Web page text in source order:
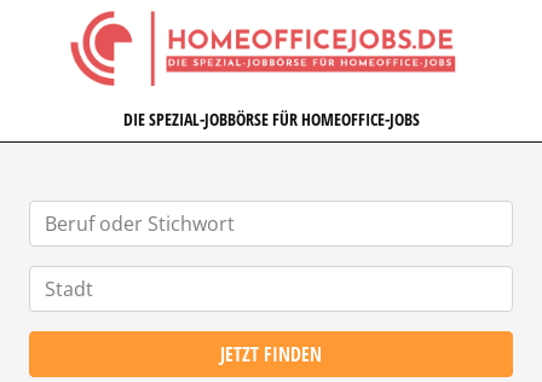
HOMEOFFICEJOBS.DE
DIE SPEZIAL-JOBBÖRSE FÜR HOMEOFFICE-JOBS
JETZT FINDEN